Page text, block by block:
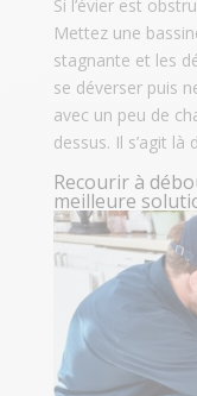
Si l’évier est
Mettez une
stagnante et les
se déverser puis
avec un peu de
dessus. Il s’agit
Recourir à
meilleure